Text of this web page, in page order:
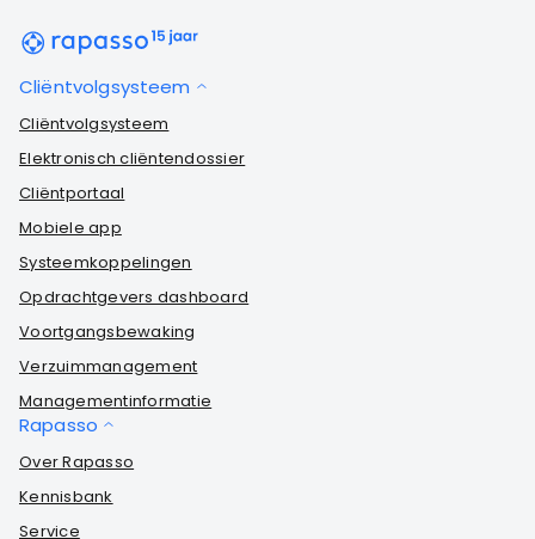
Cliëntvolgsysteem
Cliëntvolgsysteem
Elektronisch cliëntendossier
Cliëntportaal
Mobiele app
Systeemkoppelingen
Opdrachtgevers dashboard
Voortgangsbewaking
Verzuimmanagement
Managementinformatie
Rapasso
Over Rapasso
Kennisbank
Service